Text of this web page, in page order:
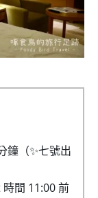
鐘（✨七號出
間 11:00 前